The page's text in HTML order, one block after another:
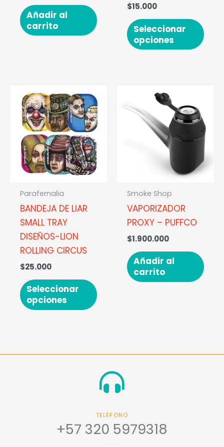
Añadir al
carrito
$15.000
Seleccionar
opciones
de
Parafernalia
BANDEJA DE LIAR
SMALL TRAY
DISEÑOS-LION
ROLLING CIRCUS
$25.000
Seleccionar
opciones
producto
tiene
variantes.
Las
pueden
producto
Smoke Shop
VAPORIZADOR
PROXY – PUFFCO
$1.900.000
Añadir al
carrito
TELÉFONO
+57 320 5979318